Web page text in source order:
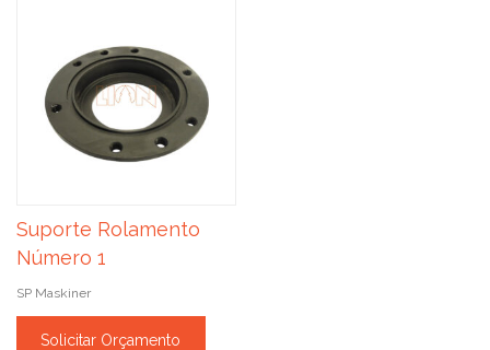
Suporte Rolamento
Número 1
SP Maskiner
Solicitar Orçamento